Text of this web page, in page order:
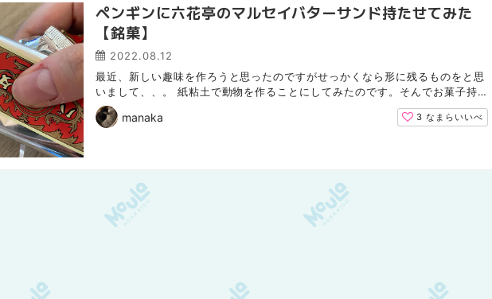
ペンギンに六花亭のマルセイバターサンド持たせてみた
【銘菓】
2022.08.12
最近、新しい趣味を作ろうと思ったのですがせっかくなら形に残るものをと思
いまして、、。 紙粘土で動物を作ることにしてみたのです。そんでお菓子持
たせたら可愛くね？と思ったのでそうしました！笑 面白いかは...
manaka 3なまらいいべ